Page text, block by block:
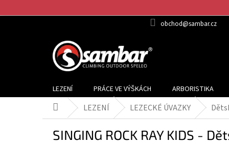
na
obchod@sambar.cz
LEZENÍ PRÁCE VE VÝŠKÁCH ARBORISTIKA
Domů LEZENÍ LEZECKÉ ÚVAZKY
SINGING ROCK RAY KIDS -